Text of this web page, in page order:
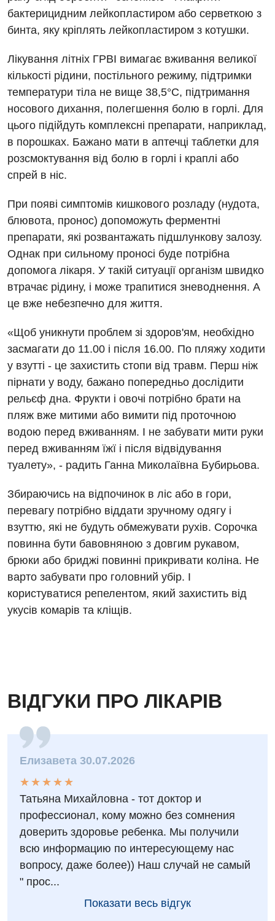
Відділення інтенсивної терапії
Відділення кардіосудинної патології та неврології
Відділення невідкладних станів
Гастроентерологія
Гематологія
Гінекологічне відділення
Денний стаціонар
Дерматовенерологія
Дієтологія
Ендокринологія
Кардіологія
Кардіохірургія
Мамологія
Медична психологія
Неврологія
Нейрохірургія
Онкологічне відділлення
Оториноларингологія
Офтальмологічне відділення
Проктологія
Пульмонологія
Ревматологія
Судинна хірургія
Терапевтичне відділення
Урологічне відділення
Урологія
Фізіотерапія
Для дітей
Дитяча алергологія
Дитяча гастроентерологія
Дитяча гінекологія
Дитяча дерматовенерологія
бактерицидним лейкопластиром або серветкою з
бинта, яку кріплять лейкопластиром з котушки.
Лікування літніх ГРВІ вимагає вживання великої
кількості рідини, постільного режиму, підтримки
температури тіла не вище 38,5°C, підтримання
носового дихання, полегшення болю в горлі. Для
цього підійдуть комплексні препарати, наприклад,
в порошках. Бажано мати в аптечці таблетки для
розсмоктування від болю в горлі і краплі або
спрей в ніс.
При появі симптомів кишкового розладу (нудота,
блювота, пронос) допоможуть ферментні
препарати, які розвантажать підшлункову залозу.
Однак при сильному проносі буде потрібна
допомога лікаря. У такій ситуації організм швидко
втрачає рідину, і може трапитися зневоднення. А
це вже небезпечно для життя.
«Щоб уникнути проблем зі здоров'ям, необхідно
засмагати до 11.00 і після 16.00. По пляжу ходити
у взутті - це захистить стопи від травм. Перш ніж
пірнати у воду, бажано попередньо дослідити
рельєф дна. Фрукти і овочі потрібно брати на
пляж вже митими або вимити під проточною
водою перед вживанням. І не забувати мити руки
перед вживанням їжї і після відвідування
туалету», - радить Ганна Миколаївна Бубирьова.
Збираючись на відпочинок в ліс або в гори,
перевагу потрібно віддати зручному одягу і
взуттю, які не будуть обмежувати рухів. Сорочка
повинна бути бавовняною з довгим рукавом,
брюки або бриджі повинні прикривати коліна. Не
варто забувати про головний убір. І
користуватися репелентом, який захистить від
укусів комарів та кліщів.
ВІДГУКИ ПРО ЛІКАРІВ
Елизавета 30.07.2026
★
★
★
★
★
★ ★ ★ ★ ★
Татьяна Михайловна - тот доктор и
профессионал, кому можно без сомнения
доверить здоровье ребенка. Мы получили
всю информацию по интересующему нас
вопросу, даже более)) Наш случай не самый
" прос...
Показати весь відгук